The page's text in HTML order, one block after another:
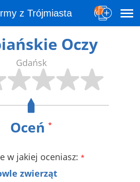
z Trójmiasta
Oczy
Gdańsk
Oceń *
w jakiej oceniasz: *
zwierząt